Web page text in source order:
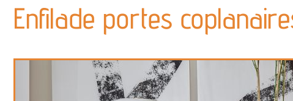
Enfilade portes